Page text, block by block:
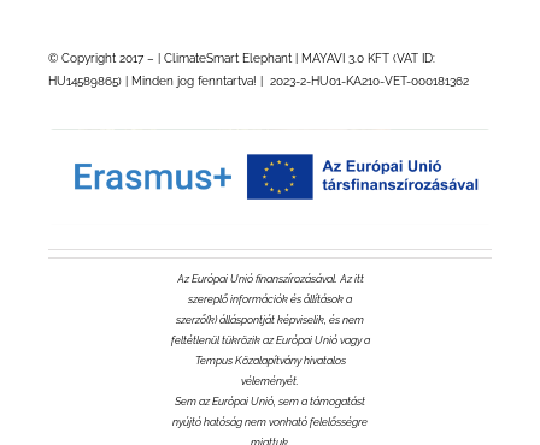
© Copyright 2017 – | ClimateSmart Elephant| MAYAVI 3.0 KFT (VAT ID:
HU14589865) | Minden jog fenntartva! | 2023-2-HU01-KA210-VET-000181362
Az Európai Unió finanszírozásával. Az itt
szereplő információk és állítások a
szerző(k) álláspontját képviselik, és nem
feltétlenül tükrözik az Európai Unió vagy a
Tempus Közalapítvány hivatalos
véleményét.
Sem az Európai Unió, sem a támogatást
nyújtó hatóság nem vonható felelősségre
miattuk.